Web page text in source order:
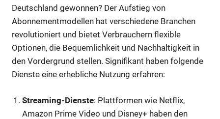
Deutschland gewonnen? Der Aufstieg von
Abonnementmodellen hat verschiedene Branchen
revolutioniert und bietet Verbrauchern flexible
Optionen, die Bequemlichkeit und Nachhaltigkeit in
den Vordergrund stellen. Signifikant haben folgende
Dienste eine erhebliche Nutzung erfahren:
Streaming-Dienste: Plattformen wie Netflix,
Amazon Prime Video und Disney+ haben den